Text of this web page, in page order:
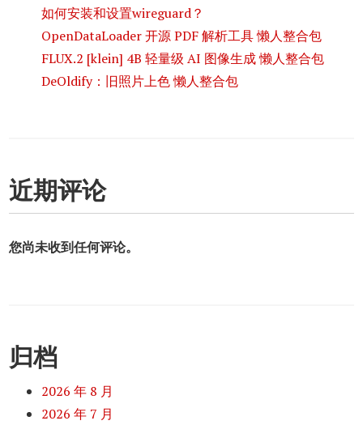
如何安装和设置wireguard？
OpenDataLoader 开源 PDF 解析工具 懒人整合包
FLUX.2 [klein] 4B 轻量级 AI 图像生成 懒人整合包
DeOldify：旧照片上色 懒人整合包
近期评论
您尚未收到任何评论。
归档
2026 年 8 月
2026 年 7 月